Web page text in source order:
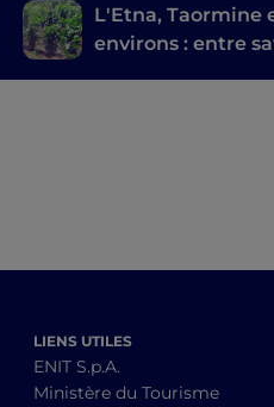
L'Etna, Taormine
environs : entre
LIENS UTILES
ENIT S.p.A.
Ministère du Tourisme